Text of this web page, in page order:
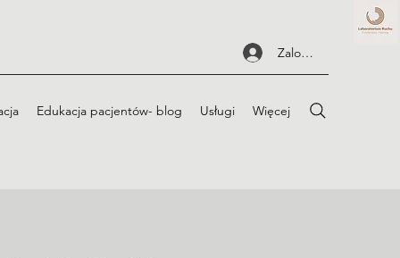
Zaloguj się
Edukacja pacjentów- blog Usługi Więcej